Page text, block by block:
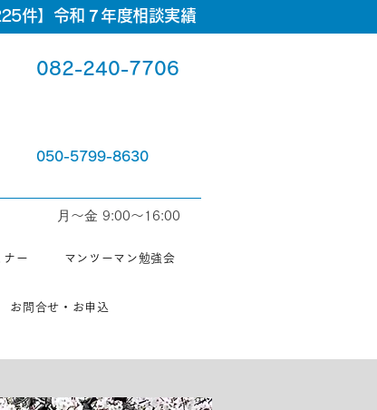
件】令和７年度相談実績
082-240-7706
050-5799-8630
⽉〜⾦ 9:00〜16:00
ナー マンツーマン勉強会
お問合せ・お申込